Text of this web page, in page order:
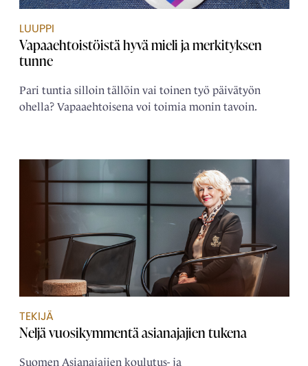
LUUPPI
Vapaaehtoistöistä hyvä mieli ja merkityksen
tunne
Pari tuntia silloin tällöin vai toinen työ päivätyön
ohella? Vapaaehtoisena voi toimia monin tavoin.
TEKIJÄ
Neljä ­vuosikymmentä ­asianajajien tukena
Suomen Asianajajien koulutus- ja